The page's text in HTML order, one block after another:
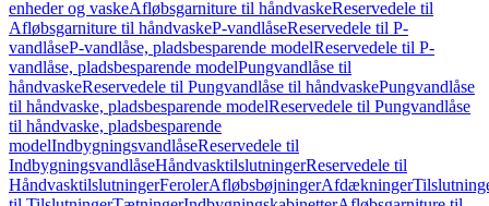
enheder og vaskeAfløbsgarniture til håndvaskeReservedele til
Afløbsgarniture til håndvaskeP-vandlåseReservedele til P-
vandlåseP-vandlåse, pladsbesparende modelReservedele til P-
vandlåse, pladsbesparende modelPungvandlåse til
håndvaskeReservedele til Pungvandlåse til håndvaskePungvandlåse
til håndvaske, pladsbesparende modelReservedele til Pungvandlåse
til håndvaske, pladsbesparende
modelIndbygningsvandlåseReservedele til
IndbygningsvandlåseHåndvasktilslutningerReservedele til
HåndvasktilslutningerFerolerAfløbsbøjningerAfdækninger